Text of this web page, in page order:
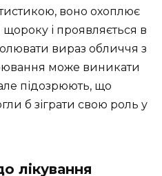
воно охоплює
і проявляється в
вираз обличчя з
може виникати
підозрюють, що
б зіграти свою роль у
лікування